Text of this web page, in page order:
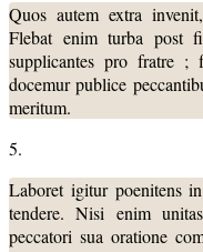
Quos autem extra
Flebat enim turba post
supplicantes pro fratre ;
docemur publice
meritum.
5.
Laboret igitur poenitens
tendere. Nisi enim
peccatori sua oratione